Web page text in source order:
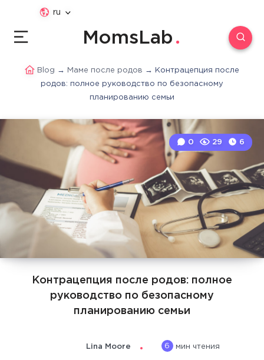
ru
MomsLab
Blog → Маме после родов → Контрацепция после
родов: полное руководство по безопасному
планированию семьи
Контрацепция после родов: полное
руководство по безопасному
планированию семьи
0 29 6
Lina Moore 6 мин чтения